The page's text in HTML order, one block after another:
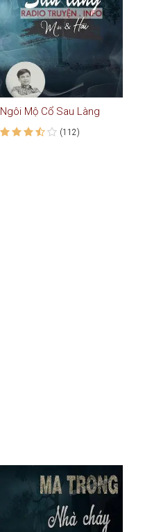
Ngôi Mộ Cổ Sau Làng
(112)